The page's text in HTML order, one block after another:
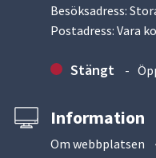
Besöksadress:
Postadress: Vara
Stängt
Information
Om webbplatsen